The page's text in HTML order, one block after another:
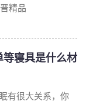
精品
寝具是什么材
有很大关系，你